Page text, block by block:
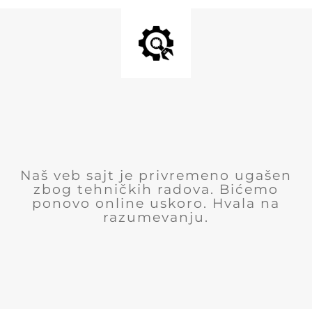
Naš veb sajt je privremeno ugašen
zbog tehničkih radova. Bićemo
ponovo online uskoro. Hvala na
razumevanju.